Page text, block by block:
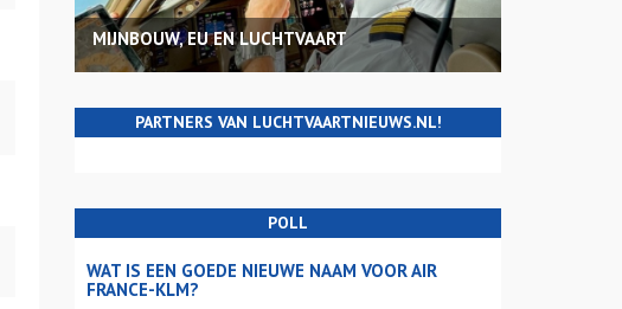
MIJNBOUW, EU EN LUCHTVAART
PARTNERS VAN LUCHTVAARTNIEUWS.NL!
POLL
WAT IS EEN GOEDE NIEUWE NAAM VOOR AIR
FRANCE-KLM?